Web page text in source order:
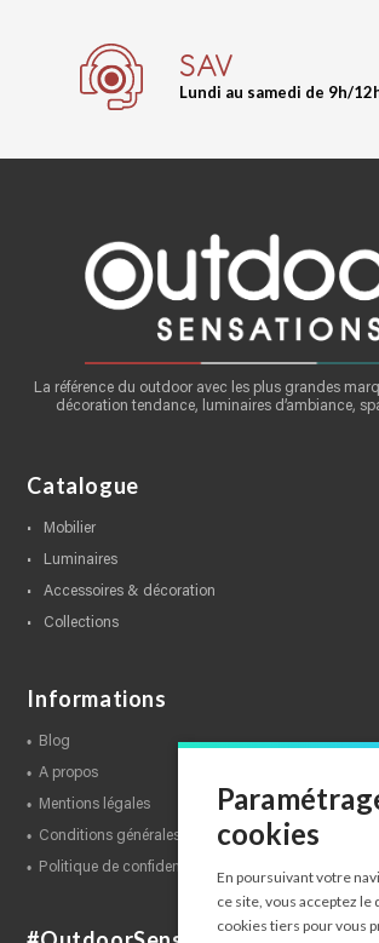
SAV
Lundi au samedi de 9h/
La référence du outdoor avec les plus grandes
décoration tendance, luminaires d’ambiance,
Catalogue
mobilier
luminaires
accessoires & décoration
collections
Informations
blog
a propos
mentions légales
conditions générales de ventes
politique de confidentialité
cookies
En poursuivant votre
ce site, vous acceptez le
cookies tiers pour vous